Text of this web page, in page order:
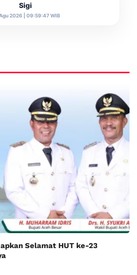
Sigi
2026 | 09:59:47 WIB
Selamat HUT ke-23